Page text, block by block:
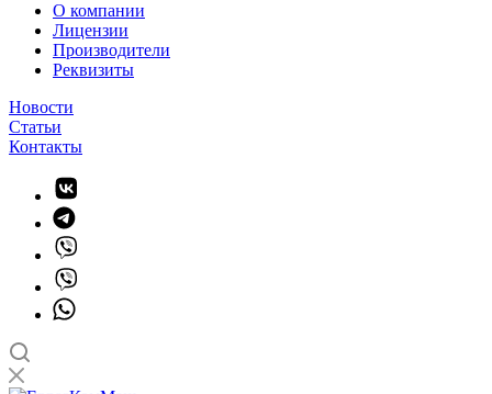
О компании
Лицензии
Производители
Реквизиты
Новости
Статьи
Контакты